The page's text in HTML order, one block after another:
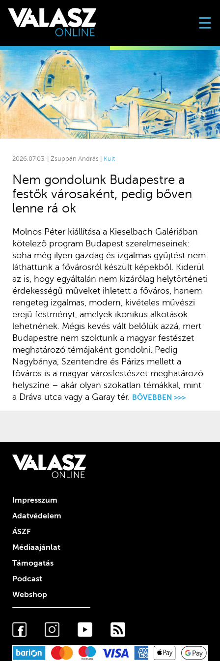
☰
2026.07.03. | Zsuppán András | Kult
Nem gondolunk Budapestre a
festők városaként, pedig bőven
lenne rá ok
Molnos Péter kiállítása a Kieselbach Galériában
kötelező program Budapest szerelmeseinek:
soha még ilyen gazdag és izgalmas gyűjtést nem
láthattunk a fővárosról készült képekből. Kiderül
az is, hogy egyáltalán nem kizárólag helytörténeti
érdekességű műveket ihletett a főváros, hanem
rengeteg izgalmas, modern, kivételes művészi
erejű festményt, amelyek ikonikus alkotások
lehetnének. Mégis kevés vált belőlük azzá, mert
Budapestre nem szoktunk a magyar festészet
meghatározó témájaként gondolni. Pedig
Nagybánya, Szentendre és Párizs mellett a
főváros is a magyar városfestészet meghatározó
helyszíne – akár olyan szokatlan témákkal, mint
a Dráva utca vagy a Garay tér. BŐVEBBEN >>>
Impresszum
Adatvédelem
ÁSZF
Médiaajánlat
Támogatás
Podcast
Webshop